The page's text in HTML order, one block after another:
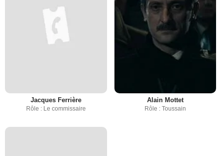
Jacques Ferrière
Rôle : Le commissaire
Alain Mottet
Rôle : Toussain